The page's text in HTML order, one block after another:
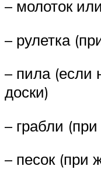
– молоток
– рулетка
– пила (если
доски)
– грабли
– песок (при